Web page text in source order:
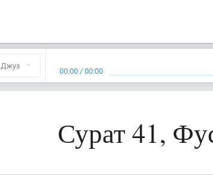
Джуз 00:00 /00:00
Сурат 41,